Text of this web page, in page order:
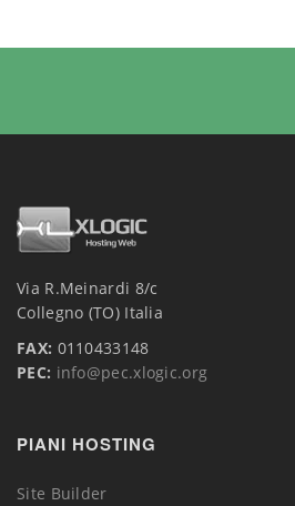
Via R.Meinardi 8/c
Collegno (TO) Italia
FAX: 0110433148
PEC: info@pec.xlogic.org
PIANI HOSTING
Site Builder